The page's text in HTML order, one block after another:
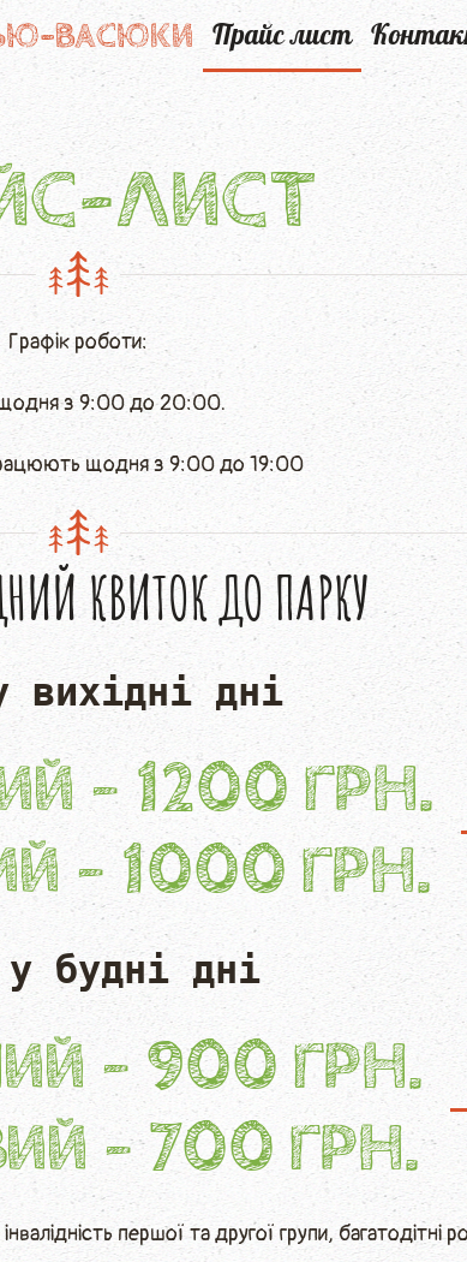
ВАСЮКИ Прайс лист
ЛИСТ
Графік роботи:
щодня з 9:00 до 20:00.
щодня з 9:00 до 19:00
КВИТОК ДО ПАРКУ
вихідні дні
- 1200 ГРН.
- 1000 ГРН.
у будні дні
- 900 ГРН.
- 700 ГРН.
першої та другої групи,